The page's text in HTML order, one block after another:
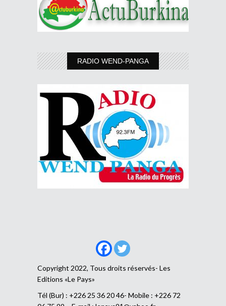
RADIO WEND-PANGA
Copyright 2022, Tous droits réservés- Les
Editions «Le Pays»
Tél (Bur) : +226 25 36 20 46- Mobile : +226 72